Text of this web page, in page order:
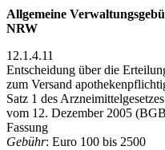
Allgemeine
NRW
12.1.4.11
Entscheidung über die
zum Versand
Satz 1 des
vom 12. Dezember 2005
Fassung
Gebühr: Euro 100 bis 2500